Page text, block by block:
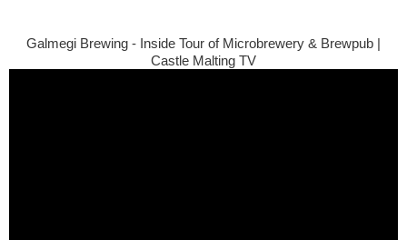
Galmegi Brewing - Inside Tour of Microbrewery & Brewpub |
Castle Malting TV